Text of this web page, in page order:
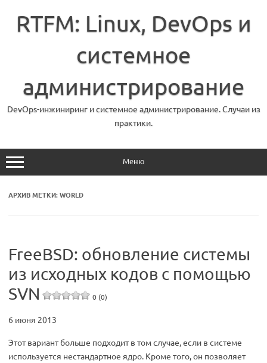
содержимому
RTFM: Linux, DevOps и
системное
администрирование
DevOps-инжиниринг и системное администрирование. Случаи из
практики.
Меню
АРХИВ МЕТКИ:WORLD
FreeBSD: обновление системы
из исходных кодов с помощью
SVN
0 (0)
6 июня 2013
Этот вариант больше подходит в том случае, если в системе
используется нестандартное ядро. Кроме того, он позволяет